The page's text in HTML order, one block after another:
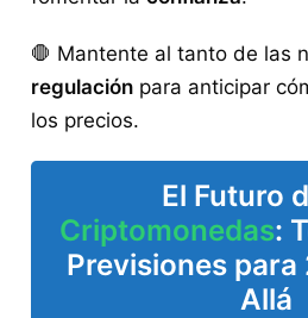
🛑 Mantente al tanto de las
regulaciónpara anticipar
los precios.
El Futuro
Criptomonedas:
Previsiones
Allá